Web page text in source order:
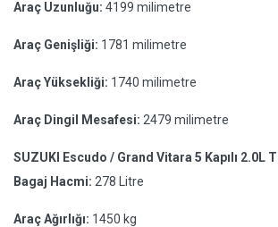
Araç Uzunluğu: 4199 milimetre
Araç Genişliği: 1781 milimetre
Araç Yüksekliği: 1740 milimetre
Araç Dingil Mesafesi: 2479 milimetre
SUZUKI Escudo / Grand Vitara 5 Kapılı 2.0L
Bagaj Hacmi: 278 Litre
Araç Ağırlığı: 1450 kg